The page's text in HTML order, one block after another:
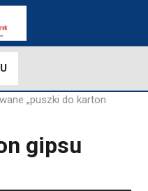
„puszki do karton
gipsu